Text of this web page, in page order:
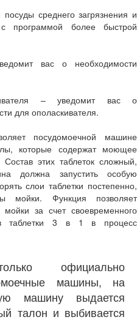
среднего загрязнения и
с программой более быстрой
вас о необходимости
– уведомит вас о
для ополаскивателя.
посудомоечной машине
которые содержат моющее
Состав этих таблеток сложный,
должна запустить особую
слои таблетки постепенно,
мойки. Функция позволяет
мойки за счет своевременного
таблетки 3 в 1 в процесс
официально
машины, на
машину выдается
талон и выбивается